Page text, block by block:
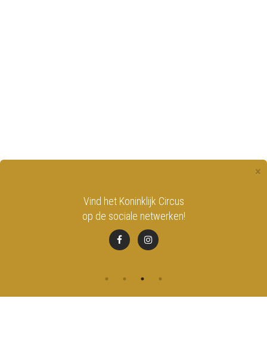
×
Vind het Koninklijk Circus
op de sociale netwerken!